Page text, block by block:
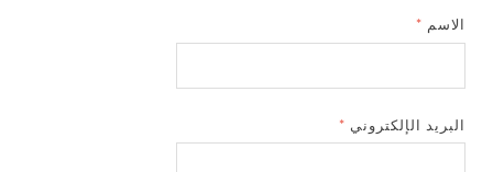
الاسم *
البريد الإلكتروني *